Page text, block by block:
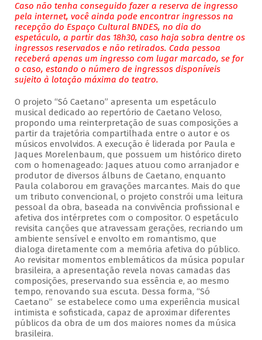
Caso não tenha conseguido fazer a reserva de ingresso
pela internet, você ainda pode encontrar ingressos na
recepção do Espaço Cultural BNDES, no dia do
espetáculo, a partir das 18h30, caso haja sobra dentre os
ingressos reservados e não retirados. Cada pessoa
receberá apenas um ingresso com lugar marcado, se for
o caso, estando o número de ingressos disponíveis
sujeito à lotação máxima do teatro.
O projeto “Só Caetano” apresenta um espetáculo
musical dedicado ao repertório de Caetano Veloso,
propondo uma reinterpretação de suas composições a
partir da trajetória compartilhada entre o autor e os
músicos envolvidos. A execução é liderada por Paula e
Jaques Morelenbaum, que possuem um histórico direto
com o homenageado: Jaques atuou como arranjador e
produtor de diversos álbuns de Caetano, enquanto
Paula colaborou em gravações marcantes. Mais do que
um tributo convencional, o projeto constrói uma leitura
pessoal da obra, baseada na convivência profissional e
afetiva dos intérpretes com o compositor. O espetáculo
revisita canções que atravessam gerações, recriando um
ambiente sensível e envolto em romantismo, que
dialoga diretamente com a memória afetiva do público.
Ao revisitar momentos emblemáticos da música popular
brasileira, a apresentação revela novas camadas das
composições, preservando sua essência e, ao mesmo
tempo, renovando sua escuta. Dessa forma, “Só
Caetano” se estabelece como uma experiência musical
intimista e sofisticada, capaz de aproximar diferentes
públicos da obra de um dos maiores nomes da música
brasileira.